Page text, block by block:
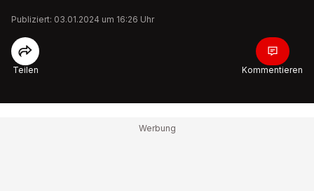
Publiziert: 03.01.2024 um 16:26 Uhr
Teilen Kommentieren